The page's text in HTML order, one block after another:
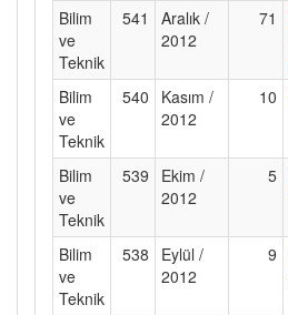
Bilim
ve
Teknik
541
Aralık /
2012
71
Bilim
ve
Teknik
540
Kasım /
2012
10
Bilim
ve
Teknik
539
Ekim /
2012
5
Bilim
ve
Teknik
538
Eylül /
2012
9